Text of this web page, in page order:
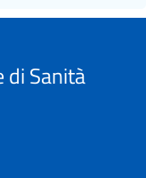
di Sanità